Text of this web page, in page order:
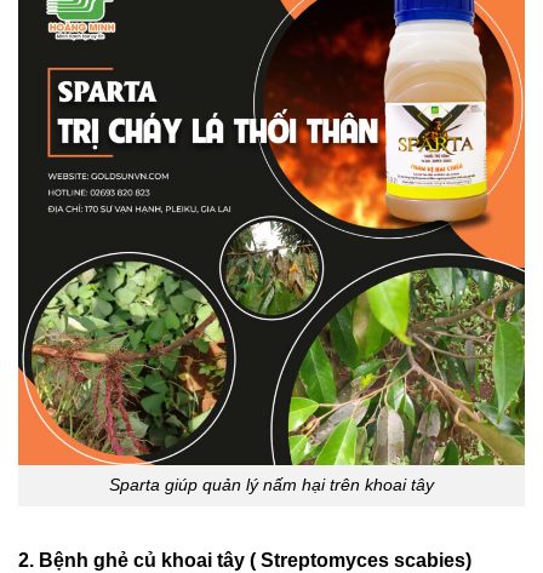
Sparta giúp quản lý nấm hại trên khoai tây
2. Bệnh ghẻ củ khoai tây ( Streptomyces scabies)